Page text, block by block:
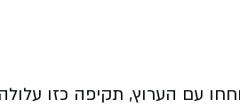
עם הערוץ, תקיפה כזו